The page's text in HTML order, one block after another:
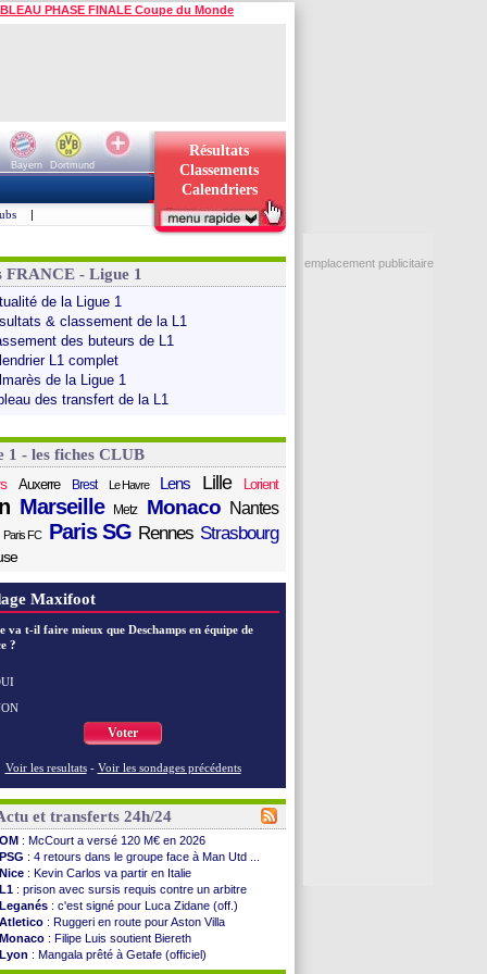
PHASE FINALE Coupe du Monde
Bayern
Dortmund
Résultats
Classements
Calendriers
|
FRANCE - Ligue 1
de la Ligue 1
& classement de la L1
des buteurs de L1
L1 complet
de la Ligue 1
des transfert de la L1
1 - les fiches CLUB
Auxerre Brest Le Havre Lens Lille Lorient
Marseille Metz Monaco Nantes
Paris FC Paris SG Rennes Strasbourg
Maxifoot
va t-il faire mieux que Deschamps en équipe de
?
Voter
Voir les resultats - Voir les sondages précédents
et transferts 24h/24
OM : McCourt a versé 120 M€ en 2026
PSG : 4 retours dans le groupe face à Man Utd ...
Nice : Kevin Carlos va partir en Italie
L1 : prison avec sursis requis contre un arbitre
Leganés : c'est signé pour Luca Zidane (off.)
Atletico : Ruggeri en route pour Aston Villa
Monaco : Filipe Luis soutient Biereth
Lyon : Mangala prêté à Getafe (officiel)
PSG: Nsoki va signer en Croatie
emplacement publicitaire